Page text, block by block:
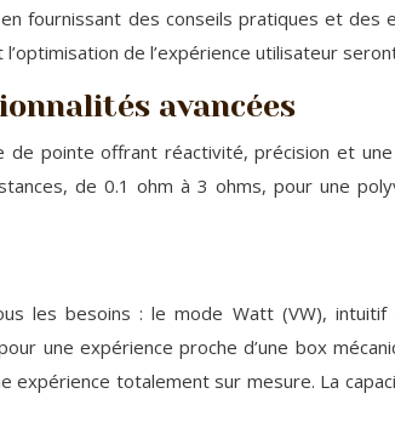
fournissant des conseils pratiques et
de l’expérience utilisateur
avancées
pointe offrant réactivité, précision et
de 0.1 ohm à 3 ohms, pour une
les besoins : le mode Watt (VW),
une expérience proche d’une box
totalement sur mesure. La